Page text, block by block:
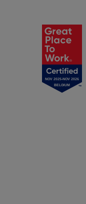
NOV 2025-NOV 2026
BELGIUM